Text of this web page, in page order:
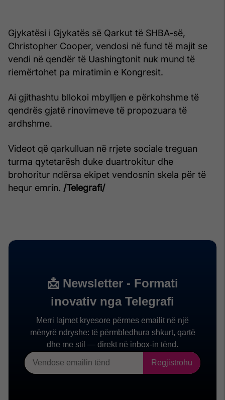
Gjykatësi i Gjykatës së Qarkut të SHBA-së,
Christopher Cooper, vendosi në fund të majit se
vendi në qendër të Uashingtonit nuk mund të
riemërtohet pa miratimin e Kongresit.
Ai gjithashtu bllokoi mbylljen e përkohshme të
qendrës gjatë rinovimeve të propozuara të
ardhshme.
Videot që qarkulluan në rrjete sociale treguan
turma qytetarësh duke duartrokitur dhe
brohoritur ndërsa ekipet vendosnin skela për të
hequr emrin. /Telegrafi/